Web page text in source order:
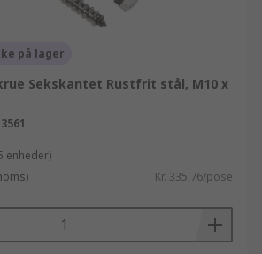
på lager
Sekskantet Rustfrit stål, M10 x
enheder)
Kr. 335,76/pose